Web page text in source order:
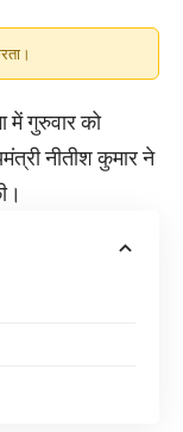
में गुरुवार को
नीतीश कुमार ने